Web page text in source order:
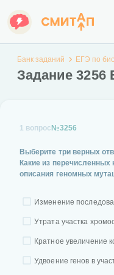
Банк заданий ЕГЭ по
Задание 3256
1 вопрос №3256
Выберите три верных
Какие из перечисленных
описания геномных
Изменение
Утрата участка
Кратное увеличение
Удвоение генов в